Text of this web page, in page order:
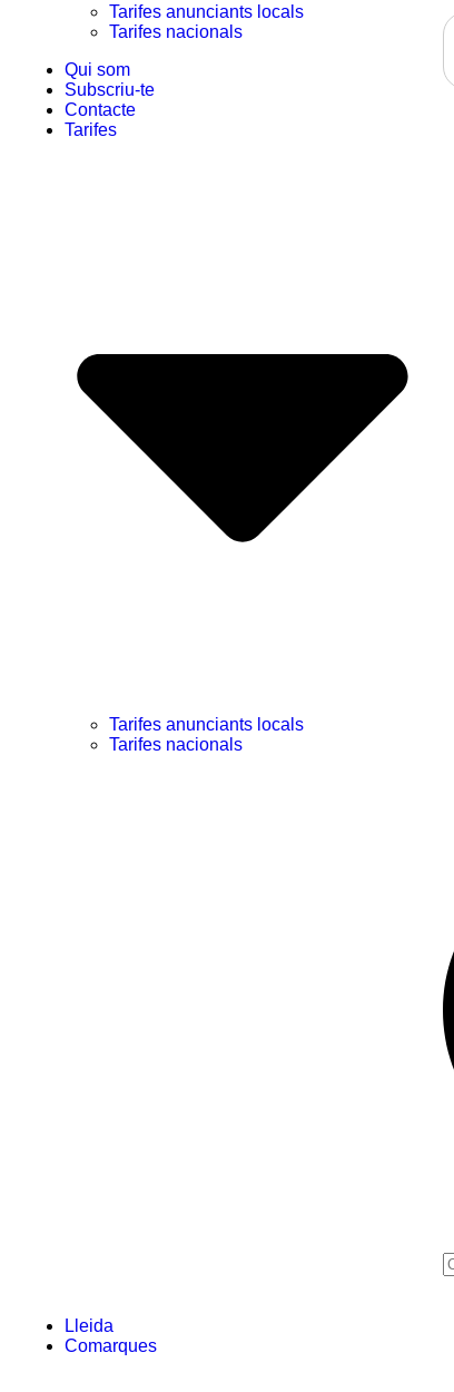
Tarifes anunciants locals
Tarifes nacionals
Qui som
Subscriu-te
Contacte
Tarifes
Tarifes anunciants locals
Tarifes nacionals
Lleida
Comarques